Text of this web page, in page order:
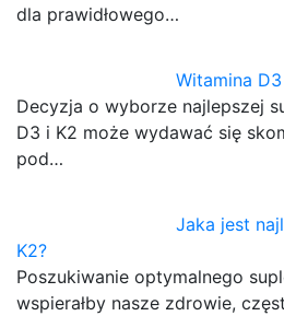
dla prawidłowego…
Witamina
Decyzja o wyborze najlepszej
D3 i K2 może wydawać się
pod…
Jaka jest
K2?
Poszukiwanie optymalnego
wspierałby nasze zdrowie,